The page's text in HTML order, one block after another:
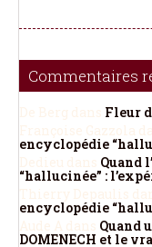
Commentaires
Fleur
encyclopédie
Quand
“hallucinée” :
encyclopédie
Quand
DOMENECH et le